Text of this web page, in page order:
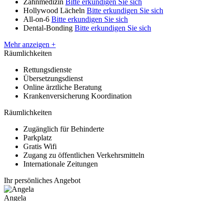
Hollywood Lächeln Bitte erkundigen Sie sich
All-on-6 Bitte erkundigen Sie sich
Dental-Bonding Bitte erkundigen Sie sich
Mehr anzeigen +
Räumlichkeiten
Rettungsdienste
Übersetzungsdienst
Online ärztliche Beratung
Krankenversicherung Koordination
Räumlichkeiten
Zugänglich für Behinderte
Parkplatz
Gratis Wifi
Zugang zu öffentlichen Verkehrsmitteln
Internationale Zeitungen
Ihr persönliches Angebot
Angela